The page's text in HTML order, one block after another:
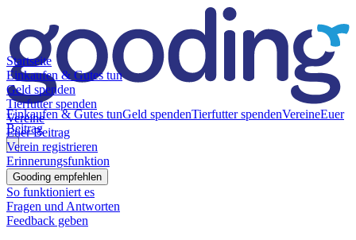
Einkaufen & Gutes tunGeld spendenTierfutter spendenVereineEuer
Beitrag
Startseite
Einkaufen & Gutes tun
Geld spenden
Tierfutter spenden
Vereine
Euer Beitrag
Verein registrieren
Erinnerungsfunktion
Gooding empfehlen
So funktioniert es
Fragen und Antworten
Feedback geben